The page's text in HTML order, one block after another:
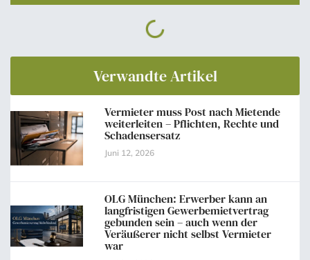
Verwandte Artikel
Vermieter muss Post nach Mietende
weiterleiten – Pflichten, Rechte und
Schadensersatz
Juni 12, 2026
OLG München: Erwerber kann an
langfristigen Gewerbemietvertrag
gebunden sein – auch wenn der
Veräußerer nicht selbst Vermieter
war